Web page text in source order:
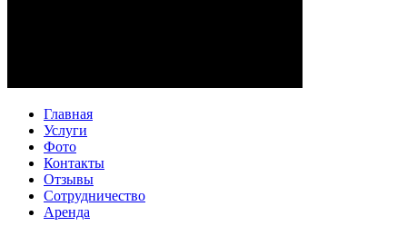
Главная
Услуги
Фото
Контакты
Отзывы
Сотрудничество
Аренда